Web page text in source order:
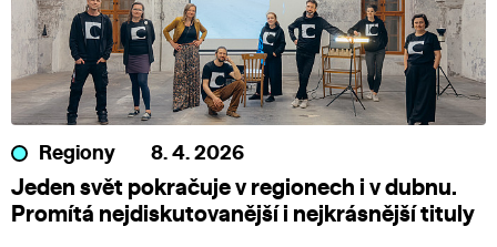
Regiony 8. 4. 2026
Jeden svět pokračuje v regionech i v dubnu.
Promítá nejdiskutovanější i nejkrásnější tituly